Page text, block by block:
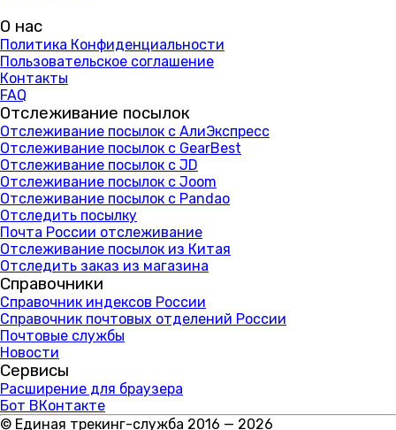
О нас
Политика Конфиденциальности
Пользовательское соглашение
Контакты
FAQ
Отслеживание посылок
Отслеживание посылок с АлиЭкспресс
Отслеживание посылок с GearBest
Отслеживание посылок с JD
Отслеживание посылок с Joom
Отслеживание посылок с Pandao
Отследить посылку
Почта России отслеживание
Отслеживание посылок из Китая
Отследить заказ из магазина
Справочники
Справочник индексов России
Справочник почтовых отделений России
Почтовые службы
Новости
Сервисы
Расширение для браузера
Бот ВКонтакте
© Единая трекинг-служба 2016 — 2026